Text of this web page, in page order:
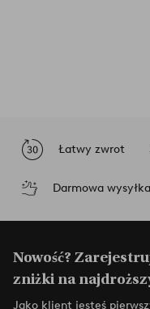
Łatwy zwrot
Darmowa wysyłka
Nowość?
zniżki na
Jako klient jesteś